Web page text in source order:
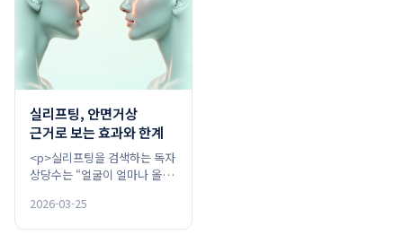
실리프팅, 안면거상
근거로 보는 효과와 한계
<p>실리프팅을 검색하는 독자
상당수는 “얼굴이 얼마나 올라
먼저 묻습니다. PubMed 기반
메타분석에서는 눈썹 …
2026-03-25